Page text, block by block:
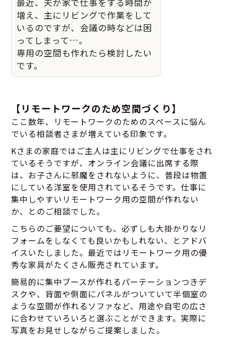
増え、主にリビングで作業をして
いるのですが、会議の時などは困
ってしまって…。
専用の空間も作れたら検討したい
です。
【リモートワークのため空間づくり】
ここ数年、リモートワークのためのスペースに悩ん
でいる相談者さまが増えている印象です。
Kさまの家庭ではご主人は主にリビングで仕事をされ
ているそうですが、オンライン会議に出席する際
は、お子さんに邪魔をされないように、普段は物置
にしている洋室を使用されているそうです。仕事に
集中しやすいリモートワーク用の空間が作れない
か、とのご相談でした。
こちらのご要望についても、必ずしも大掛かりなリ
フォームをしなくても良いかもしれない、とアドバ
イスいたしました。最近ではリモートワーク用の優
秀な家具がたくさん販売されています。
簡易的に集中ブースが作れるパーテーションつきデ
スクや、背面や側面にパネルがついていて半個室の
ような空間が作れるソファなど、用途や自宅の広さ
に合わせていろいろと選ぶことができます。実際に
写真をお見せしながらご提案しました。